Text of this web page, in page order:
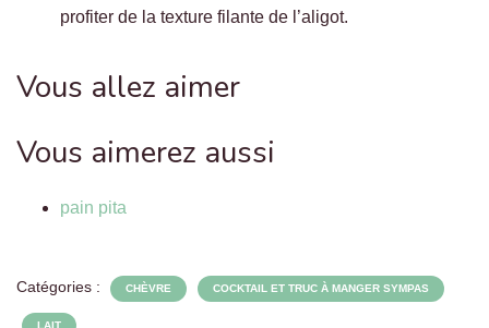
profiter de la texture filante de l’aligot.
Vous allez aimer
Vous aimerez aussi
pain pita
Catégories : CHÈVRE COCKTAIL ET TRUC À MANGER SYMPAS
LAIT